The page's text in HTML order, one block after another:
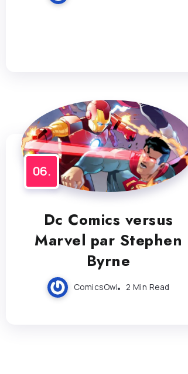
Dc Comics versus
Marvel par Stephen
Byrne
ComicsOwl 2 Min Read